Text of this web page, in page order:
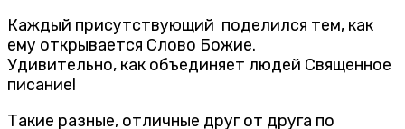
Каждый присутствующий поделился тем, как
ему открывается Слово Божие.
Удивительно, как объединяет людей Священное
писание!
Такие разные, отличные друг от друга по